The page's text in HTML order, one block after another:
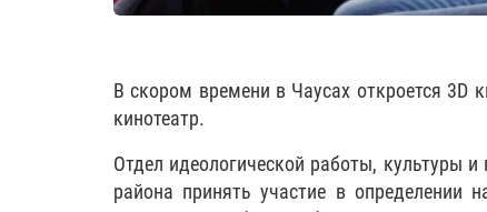
В скором времени в Чаусах откроется
кинотеатр.
Отдел идеологической работы, культуры
района принять участие в определении